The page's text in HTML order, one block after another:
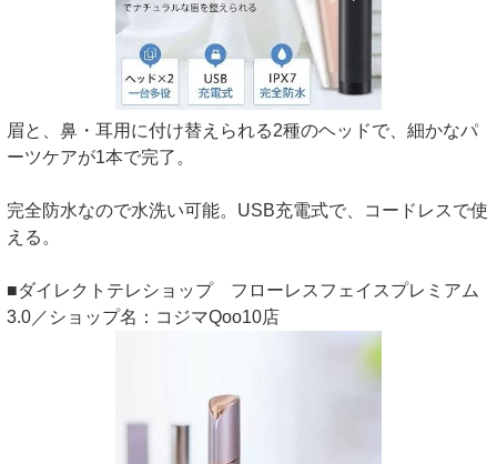
眉と、鼻・耳用に付け替えられる2種のヘッドで、細かなパ
ーツケアが1本で完了。
完全防水なので水洗い可能。USB充電式で、コードレスで使
える。
■ダイレクトテレショップ フローレスフェイスプレミアム
3.0／ショップ名：コジマQoo10店